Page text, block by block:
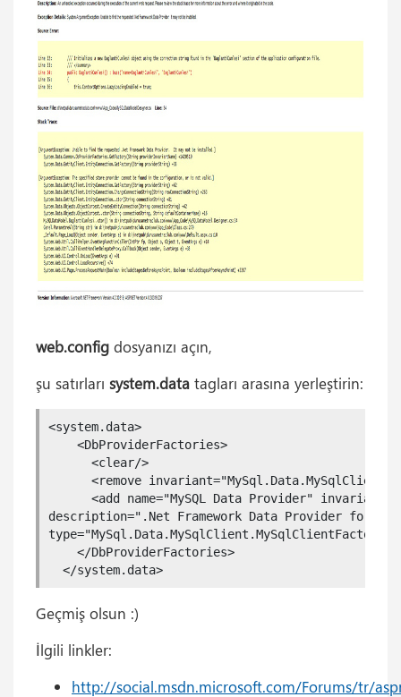
web.config dosyanızı açın,
şu satırları system.data tagları arasına yerleştirin:
<system.data>
    <DbProviderFactories>
      <clear/>
<remove
<add name="MySQL Data Provider"
description=".Net Framework Data Provider for
type="MySql.Data.MySqlClient.MySqlClientFactory,
    </DbProviderFactories>
  </system.data>
Geçmiş olsun :)
İlgili linkler:
http://social.msdn.microsoft.com/Forums/tr/